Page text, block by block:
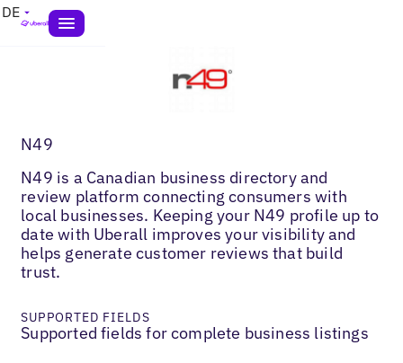
DE
N49
N49 is a Canadian business directory and
review platform connecting consumers with
local businesses. Keeping your N49 profile up to
date with Uberall improves your visibility and
helps generate customer reviews that build
trust.
SUPPORTED FIELDS
Supported fields for complete business listings